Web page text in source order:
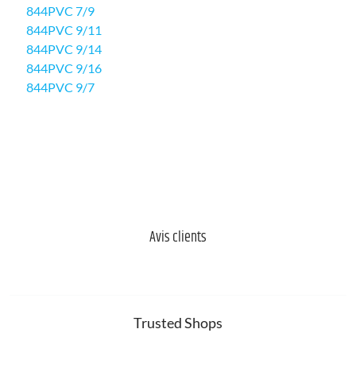
844PVC 7/9
844PVC 9/11
844PVC 9/14
844PVC 9/16
844PVC 9/7
Avis clients
Trusted Shops